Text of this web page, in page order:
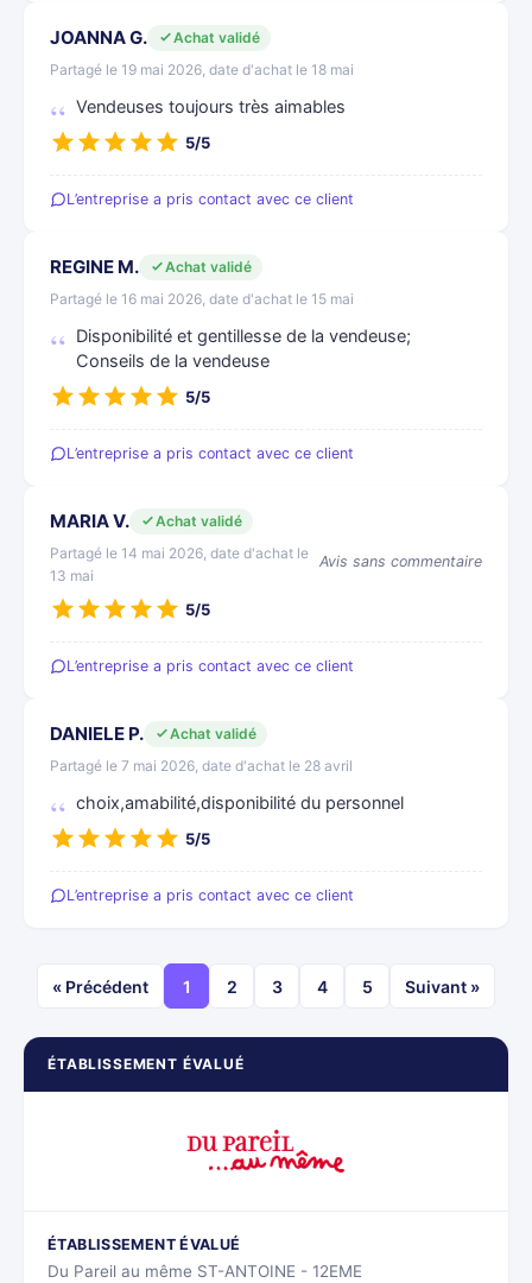
ÉTABLISSEMENT ÉVALUÉ
ÉTABLISSEMENT ÉVALUÉ
Du Pareil au même ST-ANTOINE - 12EME
JOANNA G.
Achat validé
Partagé le 19 mai 2026, date d'achat le 18 mai
Vendeuses toujours très aimables
5/5
L’entreprise a pris contact avec ce client
REGINE M.
Achat validé
Partagé le 16 mai 2026, date d'achat le 15 mai
Disponibilité et gentillesse de la vendeuse;
Conseils de la vendeuse
5/5
L’entreprise a pris contact avec ce client
MARIA V.
Achat validé
Partagé le 14 mai 2026, date d'achat le
13 mai
Avis sans commentaire
5/5
L’entreprise a pris contact avec ce client
DANIELE P.
Achat validé
Partagé le 7 mai 2026, date d'achat le 28 avril
choix,amabilité,disponibilité du personnel
5/5
L’entreprise a pris contact avec ce client
« Précédent 1 2 3 4 5 Suivant »